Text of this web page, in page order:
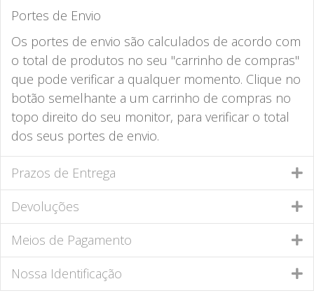
Portes de Envio
Os portes de envio são calculados de acordo com
o total de produtos no seu "carrinho de compras"
que pode verificar a qualquer momento. Clique no
botão semelhante a um carrinho de compras no
topo direito do seu monitor, para verificar o total
dos seus portes de envio.
Prazos de Entrega
Devoluções
Meios de Pagamento
Nossa Identificação